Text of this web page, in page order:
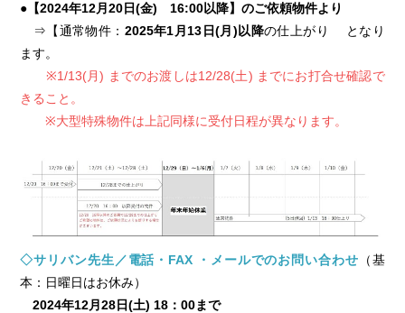
●【2024年12月20日(金) 16:00以降】のご依頼物件より
⇒【通常物件： 2025年1月13日(月)以降の仕上がり となり
ます。
※1/13(月) までのお渡しは12/28(土) までにお打合せ確認で
きること。
※大型特殊物件は上記同様に受付日程が異なります。
◇サリバン先生／電話・FAX ・メールでのお問い合わせ （基
本：日曜日はお休み）
2024年12月28日(土) 18：00まで